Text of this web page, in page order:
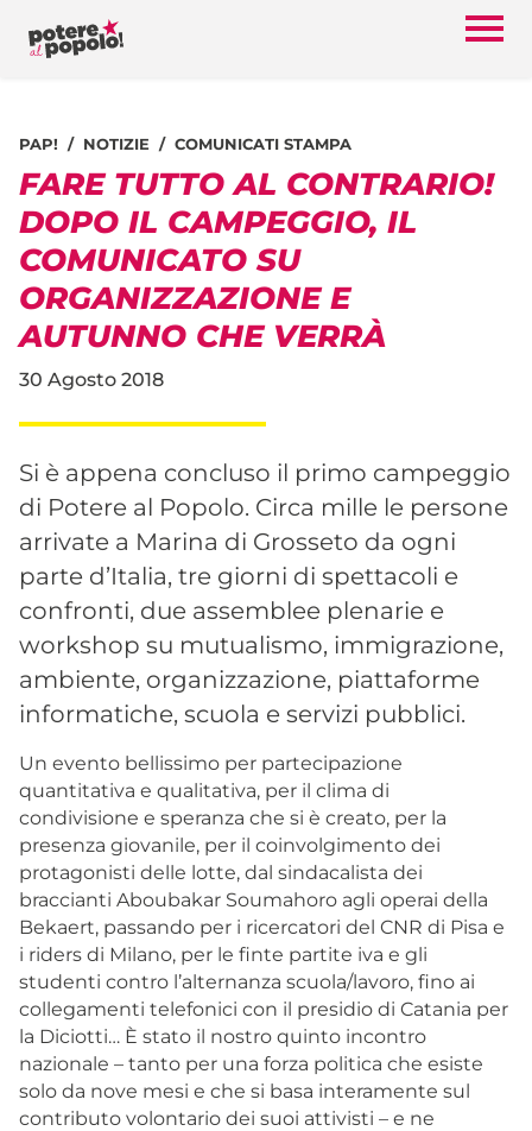
PAP! NOTIZIE COMUNICATI STAMPA
FARE TUTTO AL CONTRARIO!
DOPO IL CAMPEGGIO, IL
COMUNICATO SU
ORGANIZZAZIONE E
AUTUNNO CHE VERRÀ
30 Agosto 2018
Si è appena concluso il primo campeggio
di Potere al Popolo. Circa mille le persone
arrivate a Marina di Grosseto da ogni
parte d’Italia, tre giorni di spettacoli e
confronti, due assemblee plenarie e
workshop su mutualismo, immigrazione,
ambiente, organizzazione, piattaforme
informatiche, scuola e servizi pubblici.
Un evento bellissimo per partecipazione
quantitativa e qualitativa, per il clima di
condivisione e speranza che si è creato, per la
presenza giovanile, per il coinvolgimento dei
protagonisti delle lotte, dal sindacalista dei
braccianti Aboubakar Soumahoro agli operai della
Bekaert, passando per i ricercatori del CNR di Pisa e
i riders di Milano, per le finte partite iva e gli
studenti contro l’alternanza scuola/lavoro, fino ai
collegamenti telefonici con il presidio di Catania per
la Diciotti… È stato il nostro quinto incontro
nazionale – tanto per una forza politica che esiste
solo da nove mesi e che si basa interamente sul
contributo volontario dei suoi attivisti – e ne